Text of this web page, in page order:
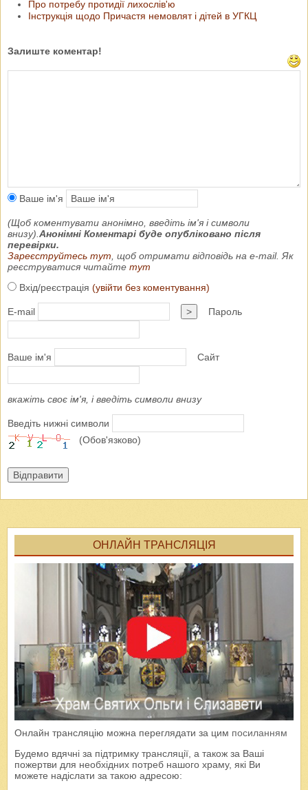
Про потребу протидії лихослів'ю
Інструкція щодо Причастя немовлят і дітей в УГКЦ
Залиште коментар!
Ваше ім'я
(Щоб коментувати анонімно, введіть ім'я і символи
внизу). Анонімні Коментарі буде опубліковано після
перевірки.
Зареєструйтесь тут , щоб отримати відповідь на e-mail. Як
реєструватися читайте тут
Вхід/реєстрація (увійти без коментування)
E-mail > Пароль
Ваше ім'я Сайт
вкажіть своє ім'я, і введіть символи внизу
Введіть нижні символи
(Обов'язково)
Відправити
ОНЛАЙН ТРАНСЛЯЦІЯ
Онлайн трансляцію можна переглядати за цим посиланням
Будемо вдячні за підтримку трансляції, а також за Ваші
пожертви для необхідних потреб нашого храму, які Ви
можете надіслати за такою адресою: